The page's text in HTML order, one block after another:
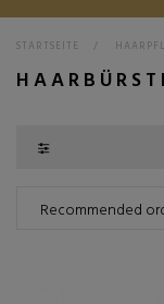
STARTSEITE >